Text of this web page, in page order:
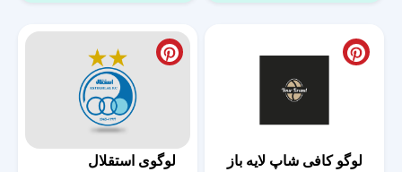
لوگو کافی شاپ لایه باز
لوگوی استقلال